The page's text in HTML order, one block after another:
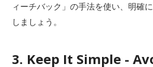
ィーチバック」の手法を使い、明確
しましょう。
3. Keep It Simple -